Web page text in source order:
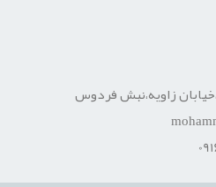
زاویه،نبش فردوس